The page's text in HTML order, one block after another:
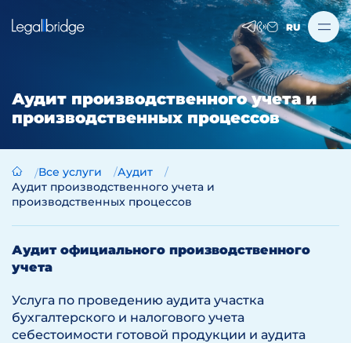
RU
Аудит производственного учета и
производственных процессов
Все услуги
Аудит
Аудит производственного учета и
производственных процессов
Аудит официального производственного
учета
Услуга по проведению аудита участка
бухгалтерского и налогового учета
себестоимости готовой продукции и аудита